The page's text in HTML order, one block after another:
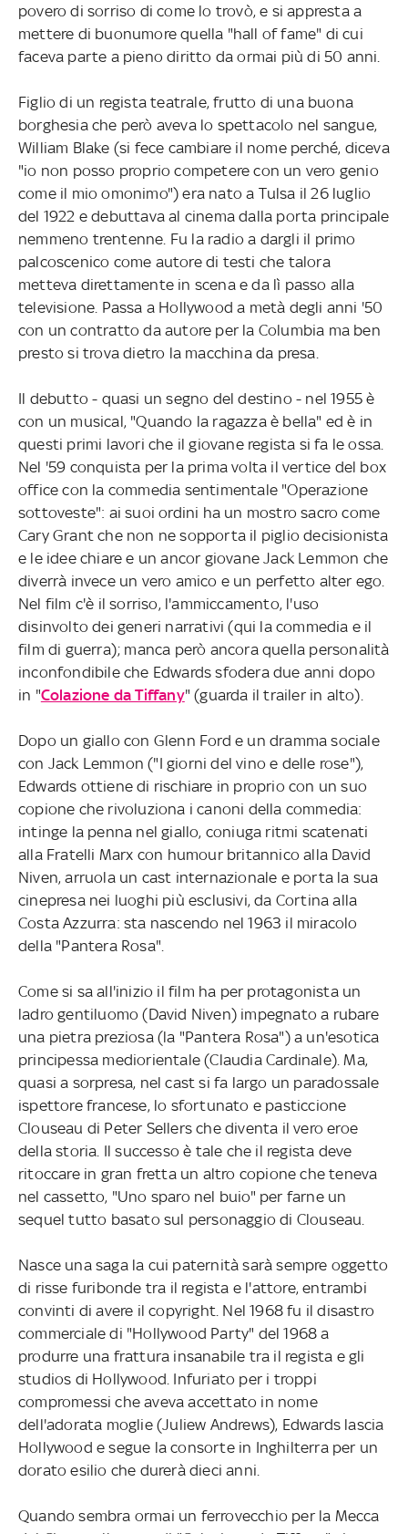
povero di sorriso di come lo trovò, e si appresta a
mettere di buonumore quella "hall of fame" di cui
faceva parte a pieno diritto da ormai più di 50 anni.
Figlio di un regista teatrale, frutto di una buona
borghesia che però aveva lo spettacolo nel sangue,
William Blake (si fece cambiare il nome perché, diceva
"io non posso proprio competere con un vero genio
come il mio omonimo") era nato a Tulsa il 26 luglio
del 1922 e debuttava al cinema dalla porta principale
nemmeno trentenne. Fu la radio a dargli il primo
palcoscenico come autore di testi che talora
metteva direttamente in scena e da lì passo alla
televisione. Passa a Hollywood a metà degli anni '50
con un contratto da autore per la Columbia ma ben
presto si trova dietro la macchina da presa.
Il debutto - quasi un segno del destino - nel 1955 è
con un musical, "Quando la ragazza è bella" ed è in
questi primi lavori che il giovane regista si fa le ossa.
Nel '59 conquista per la prima volta il vertice del box
office con la commedia sentimentale "Operazione
sottoveste": ai suoi ordini ha un mostro sacro come
Cary Grant che non ne sopporta il piglio decisionista
e le idee chiare e un ancor giovane Jack Lemmon che
diverrà invece un vero amico e un perfetto alter ego.
Nel film c'è il sorriso, l'ammiccamento, l'uso
disinvolto dei generi narrativi (qui la commedia e il
film di guerra); manca però ancora quella personalità
inconfondibile che Edwards sfodera due anni dopo
in "Colazione da Tiffany" (guarda il trailer in alto).
Dopo un giallo con Glenn Ford e un dramma sociale
con Jack Lemmon ("I giorni del vino e delle rose"),
Edwards ottiene di rischiare in proprio con un suo
copione che rivoluziona i canoni della commedia:
intinge la penna nel giallo, coniuga ritmi scatenati
alla Fratelli Marx con humour britannico alla David
Niven, arruola un cast internazionale e porta la sua
cinepresa nei luoghi più esclusivi, da Cortina alla
Costa Azzurra: sta nascendo nel 1963 il miracolo
della "Pantera Rosa".
Come si sa all'inizio il film ha per protagonista un
ladro gentiluomo (David Niven) impegnato a rubare
una pietra preziosa (la "Pantera Rosa") a un'esotica
principessa mediorientale (Claudia Cardinale). Ma,
quasi a sorpresa, nel cast si fa largo un paradossale
ispettore francese, lo sfortunato e pasticcione
Clouseau di Peter Sellers che diventa il vero eroe
della storia. Il successo è tale che il regista deve
ritoccare in gran fretta un altro copione che teneva
nel cassetto, "Uno sparo nel buio" per farne un
sequel tutto basato sul personaggio di Clouseau.
Nasce una saga la cui paternità sarà sempre oggetto
di risse furibonde tra il regista e l'attore, entrambi
convinti di avere il copyright. Nel 1968 fu il disastro
commerciale di "Hollywood Party" del 1968 a
produrre una frattura insanabile tra il regista e gli
studios di Hollywood. Infuriato per i troppi
compromessi che aveva accettato in nome
dell'adorata moglie (Juliew Andrews), Edwards lascia
Hollywood e segue la consorte in Inghilterra per un
dorato esilio che durerà dieci anni.
Quando sembra ormai un ferrovecchio per la Mecca